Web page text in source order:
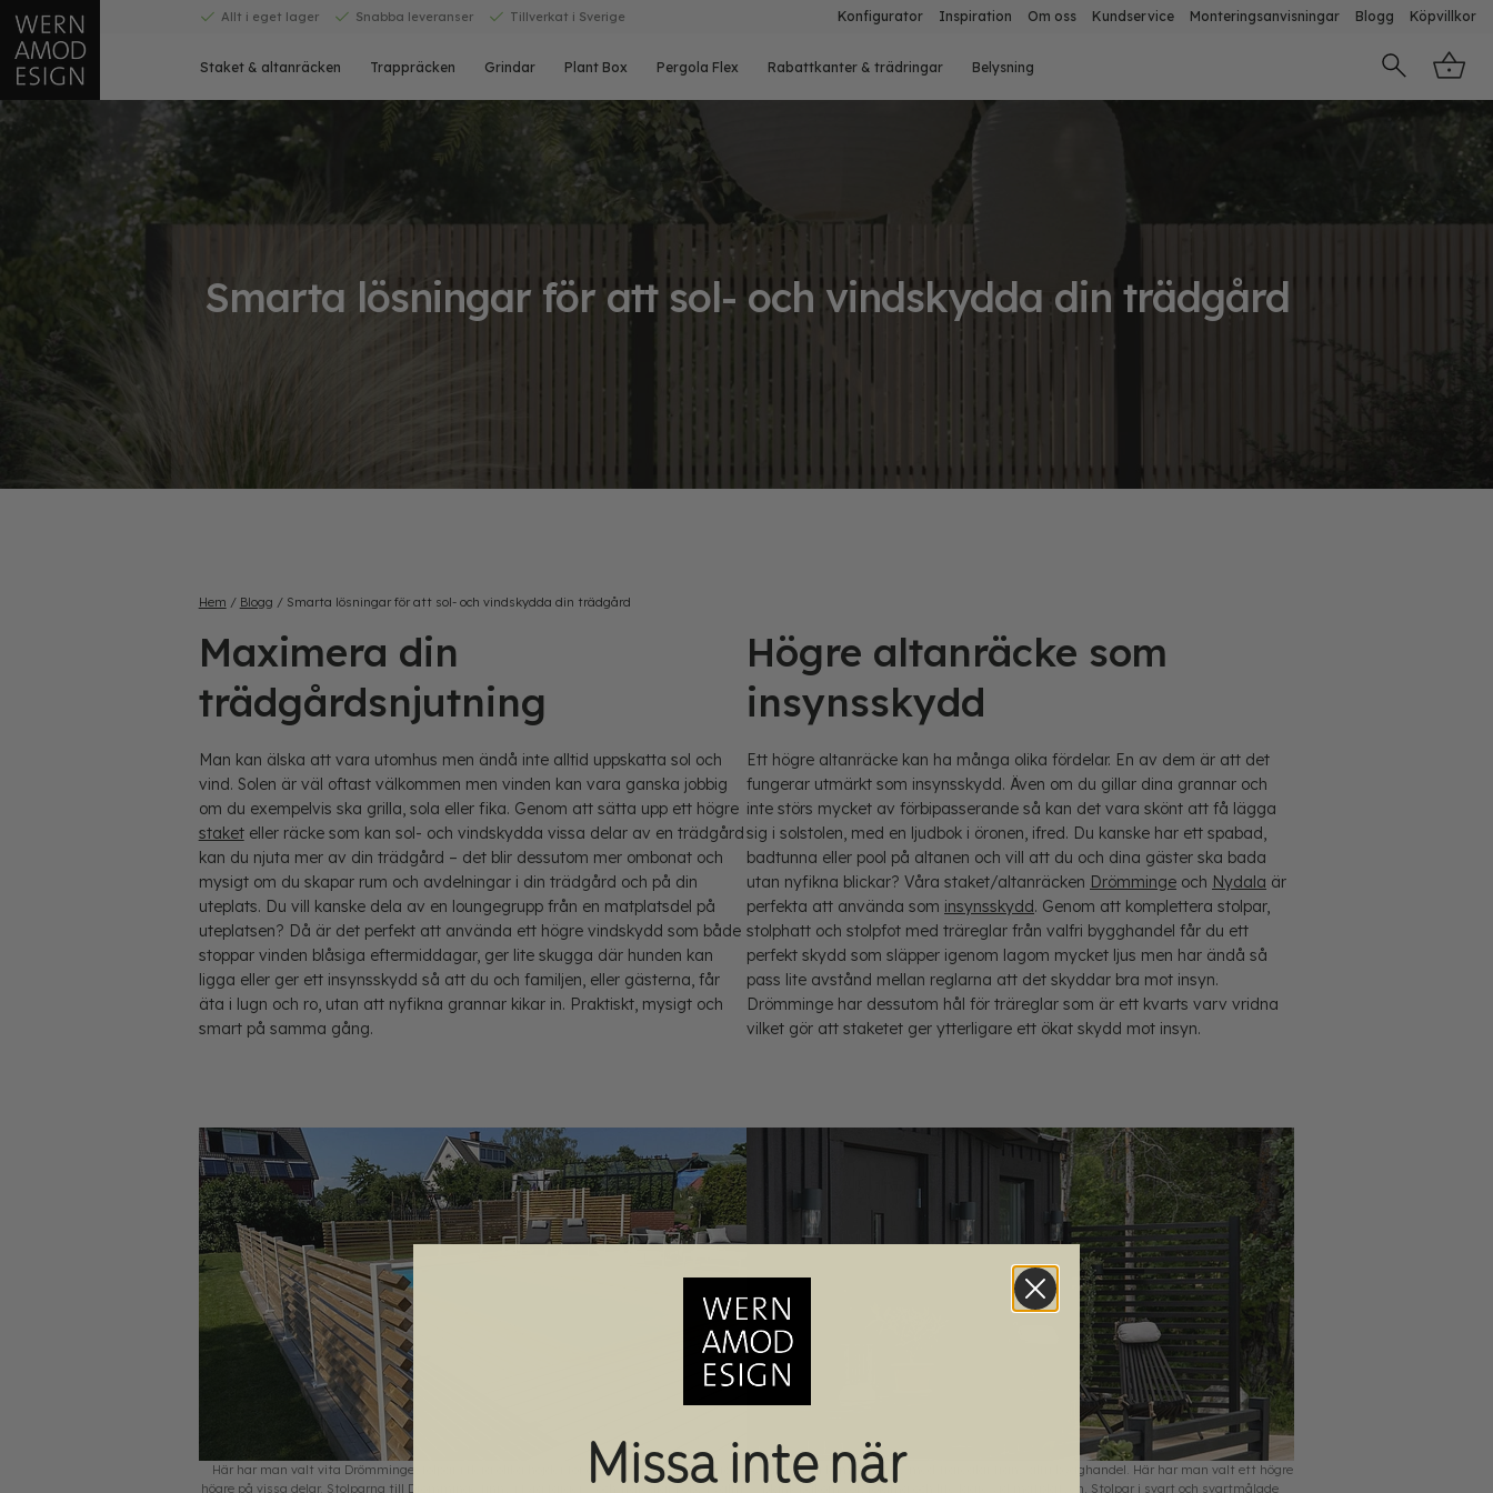
Skip
content
Allt i eget lager Snabba leveranser Tillverkat i Sverige Konfigurator Inspiration Om oss Kundservice Monteringsanvisningar Blogg Köpvillkor
Staket & altanräcken Trappräcken Grindar Plant Box Pergola Flex Rabattkanter & trädringar Belysning
Smarta lösningar för att sol- och vindskydda din trädgård
Hem / Blogg / Smarta lösningar för att sol- och vindskydda din trädgård
Maximera din
trädgårdsnjutning
Man kan älska att vara utomhus men ändå inte alltid uppskatta sol och
vind. Solen är väl oftast välkommen men vinden kan vara ganska jobbig
om du exempelvis ska grilla, sola eller fika. Genom att sätta upp ett högre
staketeller räcke som kan sol- och vindskydda vissa delar av en trädgård
kan du njuta mer av din trädgård – det blir dessutom mer ombonat och
mysigt om du skapar rum och avdelningar i din trädgård och på din
uteplats. Du vill kanske dela av en loungegrupp från en matplatsdel på
uteplatsen? Då är det perfekt att använda ett högre vindskydd som både
stoppar vinden blåsiga eftermiddagar, ger lite skugga där hunden kan
ligga eller ger ett insynsskydd så att du och familjen, eller gästerna, får
äta i lugn och ro, utan att nyfikna grannar kikar in. Praktiskt, mysigt och
smart på samma gång.
Högre altanräcke som
insynsskydd
Ett högre altanräcke kan ha många olika fördelar. En av dem är att det
fungerar utmärkt som insynsskydd. Även om du gillar dina grannar och
inte störs mycket av förbipasserande så kan det vara skönt att få lägga
sig i solstolen, med en ljudbok i öronen, ifred. Du kanske har ett spabad,
badtunna eller pool på altanen och vill att du och dina gäster ska bada
utan nyfikna blickar? Våra staket/altanräcken Drömminge och Nydala är
perfekta att använda som insynsskydd. Genom att komplettera stolpar,
stolphatt och stolpfot med träreglar från valfri bygghandel får du ett
perfekt skydd som släpper igenom lagom mycket ljus men har ändå så
pass lite avstånd mellan reglarna att det skyddar bra mot insyn.
Drömminge har dessutom hål för träreglar som är ett kvarts varv vridna
vilket gör att staketet ger ytterligare ett ökat skydd mot insyn.
Här har man valt vita Drömmingestolpar i flera olika höjder för att altanräcket ska vara
högre på vissa delar. Stolparna till Drömminge finns i fyra färger – och träreglar köps i valfri
Även Nydala kompletteras med träreglar från valfri bygghandel. Här har man valt ett högre
plank bakom solstolarna och lite lägre vid matplatsen. Stolpar i svart och svartmålade
Missa inte när